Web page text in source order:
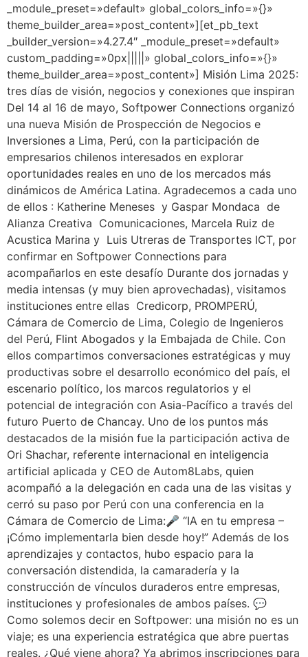
_module_preset=»default» global_colors_info=»{}»
theme_builder_area=»post_content»][et_pb_text
_builder_version=»4.27.4″ _module_preset=»default»
custom_padding=»0px|||||» global_colors_info=»{}»
theme_builder_area=»post_content»] Misión Lima 2025:
tres días de visión, negocios y conexiones que inspiran
Del 14 al 16 de mayo, Softpower Connections organizó
una nueva Misión de Prospección de Negocios e
Inversiones a Lima, Perú, con la participación de
empresarios chilenos interesados en explorar
oportunidades reales en uno de los mercados más
dinámicos de América Latina. Agradecemos a cada uno
de ellos : Katherine Meneses y Gaspar Mondaca de
Alianza Creativa Comunicaciones, Marcela Ruiz de
Acustica Marina y Luis Utreras de Transportes ICT, por
confirmar en Softpower Connections para
acompañarlos en este desafío Durante dos jornadas y
media intensas (y muy bien aprovechadas), visitamos
instituciones entre ellas Credicorp, PROMPERÚ,
Cámara de Comercio de Lima, Colegio de Ingenieros
del Perú, Flint Abogados y la Embajada de Chile. Con
ellos compartimos conversaciones estratégicas y muy
productivas sobre el desarrollo económico del país, el
escenario político, los marcos regulatorios y el
potencial de integración con Asia-Pacífico a través del
futuro Puerto de Chancay. Uno de los puntos más
destacados de la misión fue la participación activa de
Ori Shachar, referente internacional en inteligencia
artificial aplicada y CEO de Autom8Labs, quien
acompañó a la delegación en cada una de las visitas y
cerró su paso por Perú con una conferencia en la
Cámara de Comercio de Lima:🎤 “IA en tu empresa –
¡Cómo implementarla bien desde hoy!” Además de los
aprendizajes y contactos, hubo espacio para la
conversación distendida, la camaradería y la
construcción de vínculos duraderos entre empresas,
instituciones y profesionales de ambos países. 💬
Como solemos decir en Softpower: una misión no es un
viaje; es una experiencia estratégica que abre puertas
reales. ¿Qué viene ahora? Ya abrimos inscripciones para